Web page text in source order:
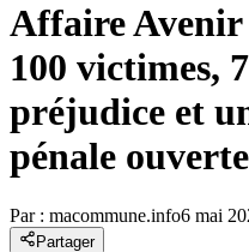
Affaire Avenir
100 victimes,
préjudice et
pénale
Par : macommune.info6 mai
Partager